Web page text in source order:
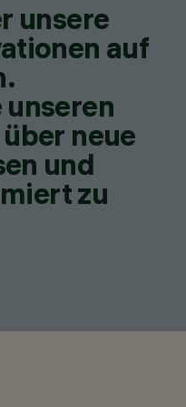
unsere
auf
neue
und
zu